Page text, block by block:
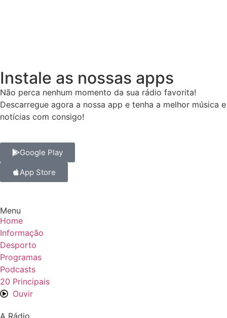
Instale as nossas apps
Não perca nenhum momento da sua rádio favorita!
Descarregue agora a nossa app e tenha a melhor música e
notícias com consigo!
Google Play
App Store
Menu
Home
Informação
Desporto
Programas
Podcasts
20 Principais
Ouvir
A Rádio